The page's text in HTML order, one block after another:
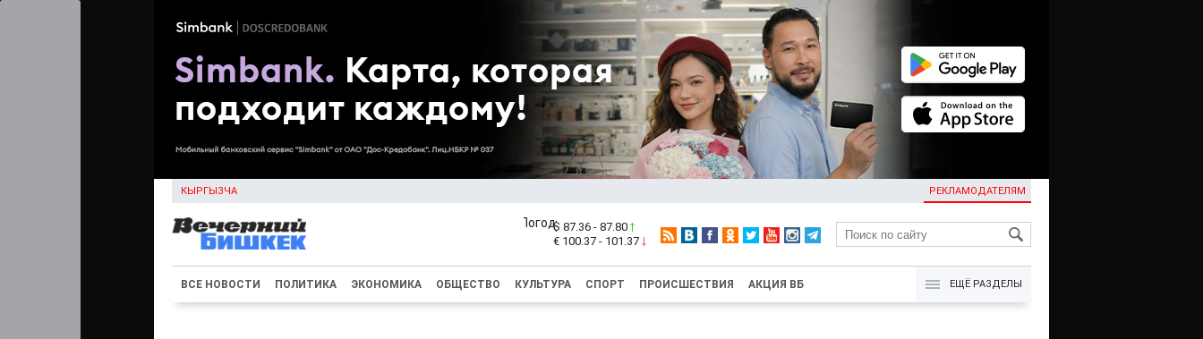
КЫРГЫЗЧА РЕКЛАМОДАТЕЛЯМ
KG
$ 87.36 - 87.80
€ 100.37 - 101.37
ВСЕ НОВОСТИ ПОЛИТИКА ЭКОНОМИКА ОБЩЕСТВО КУЛЬТУРА СПОРТ ПРОИСШЕСТВИЯ АКЦИЯ ВБ ЕЩЁ РАЗДЕЛЫ